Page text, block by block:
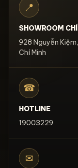
📍
SHOWROOM
928 Nguyễn
Chí Minh
☎
HOTLINE
19003229
✉